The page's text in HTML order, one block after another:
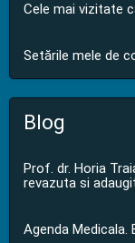
Cele mai vizitate
Setările mele de
Blog
Prof. dr. Horia
revazuta si
Agenda Medicala.